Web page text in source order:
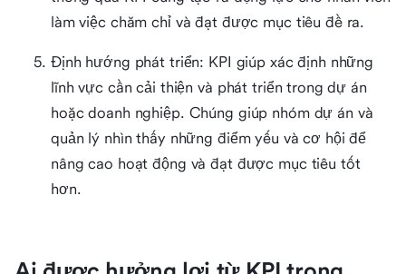
làm việc chăm chỉ và đạt được mục tiêu đề ra.
Định hướng phát triển: KPI giúp xác định những
lĩnh vực cần cải thiện và phát triển trong dự án
hoặc doanh nghiệp. Chúng giúp nhóm dự án và
quản lý nhìn thấy những điểm yếu và cơ hội để
nâng cao hoạt động và đạt được mục tiêu tốt
hơn.